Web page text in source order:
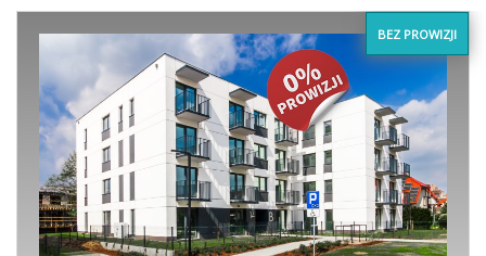
BEZ PROWIZJI